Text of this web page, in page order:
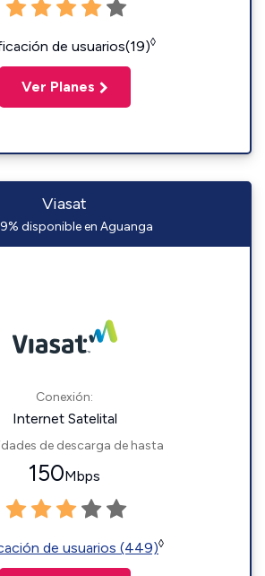
de usuarios(19)◊
Ver Planes
Viasat
disponible en Aguanga
Conexión:
Internet Satelital
de descarga de hasta
150Mbps
de usuarios (449)◊